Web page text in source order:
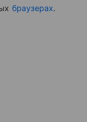
браузерах.